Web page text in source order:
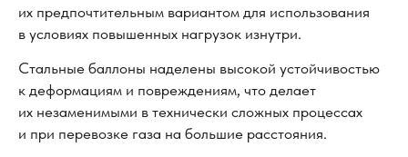
их предпочтительным вариантом для использования
в условиях повышенных нагрузок изнутри.
Стальные баллоны наделены высокой устойчивостью
к деформациям и повреждениям, что делает
их незаменимыми в технически сложных процессах
и при перевозке газа на большие расстояния.